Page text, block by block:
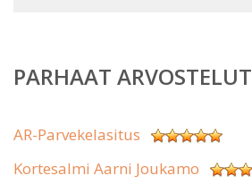
PARHAAT ARVOSTELUT
AR-Parvekelasitus
Kortesalmi Aarni Joukamo